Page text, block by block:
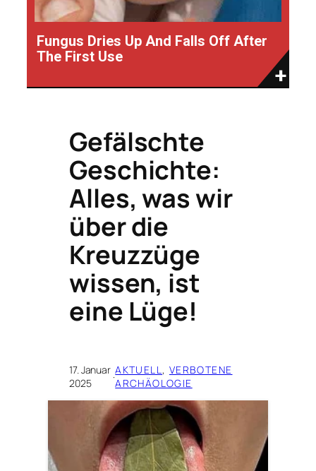
Fungus Dries Up And Falls Off After
The First Use
Gefälschte
Geschichte:
Alles, was wir
über die
Kreuzzüge
wissen, ist
eine Lüge!
17. Januar
2025
·AKTUELL, VERBOTENE
ARCHÄOLOGIE